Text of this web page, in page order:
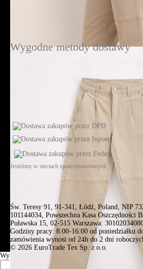
Wygodne metody dostawy
Jesteśmy w sieciach społecznościowych
Św. Teresy 91, 91-341, Łódź, Poland, NIP
101144034, Powszechna Kasa Oszczędności
Puławska 15, 02-515 Warszawa:
Godziny pracy: 8:00-16:00 od poniedziałku
zamówienia wynosi od 24h do 2 dni
© 2026 EuroTrade Tex Sp. z o.o.
Wybierz miasta